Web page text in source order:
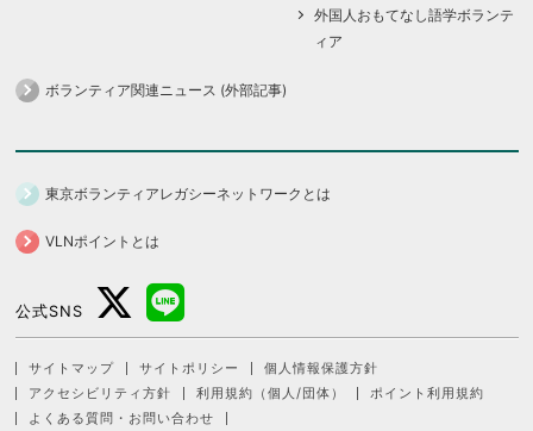
外国人おもてなし語学ボランテ
ィア
ボランティア関連ニュース (外部記事)
東京ボランティアレガシーネットワークとは
VLNポイントとは
公式SNS
サイトマップ サイトポリシー
個人情報保護方針
アクセシビリティ方針
利用規約（個人/団体）
ポイント利用規約
よくある質問・お問い合わせ